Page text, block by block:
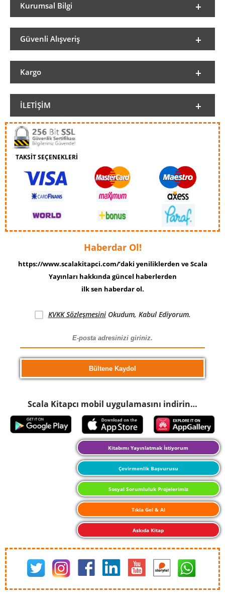
Kurumsal Bilgi
Güvenli Alışveriş
Kargo
İLETIŞIM
TAKSİT SEÇENEKLERİ
Haberdar Ol!
https://www.scalakitapci.com/’daki yeniliklerden ve Scala
Yayınları hakkında güncel haberlerden
ilk sen haberdar ol.
KVKK SözleşmesiniOkudum, Kabul Ediyorum.
Scala Kitapcı mobil uygulamasını indirin…
Kitabımı Yayınlatmak İstiyorum
Çevirmenlik Başvurusu
Sosyal Sorumluluk Projelerimiz
Tıkla Gel & Al
Askıda Kitap